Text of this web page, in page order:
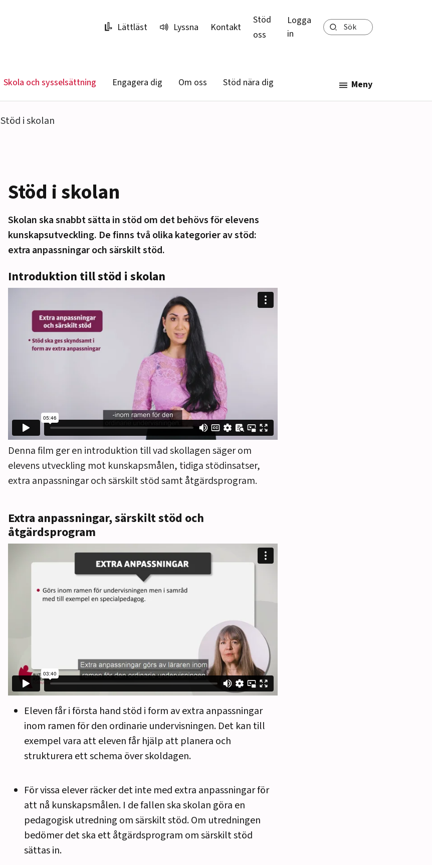
Lättläst Lyssna Kontakt
Stöd
oss
Logga
in
Sök
Skola och sysselsättning Engagera dig Om oss Stöd nära dig Meny
Stöd i skolan
Stöd i skolan
Skolan ska snabbt sätta in stöd om det behövs för elevens
kunskapsutveckling. De finns två olika kategorier av stöd:
extra anpassningar och särskilt stöd.
Introduktion till stöd i skolan
Denna film ger en introduktion till vad skollagen säger om
elevens utveckling mot kunskapsmålen, tidiga stödinsatser,
extra anpassningar och särskilt stöd samt åtgärdsprogram.
Extra anpassningar, särskilt stöd och
åtgärdsprogram
Eleven får i första hand stöd i form av extra anpassningar
inom ramen för den ordinarie undervisningen. Det kan till
exempel vara att eleven får hjälp att planera och
strukturera ett schema över skoldagen.
För vissa elever räcker det inte med extra anpassningar för
att nå kunskapsmålen. I de fallen ska skolan göra en
pedagogisk utredning om särskilt stöd. Om utredningen
bedömer det ska ett åtgärdsprogram om särskilt stöd
sättas in.